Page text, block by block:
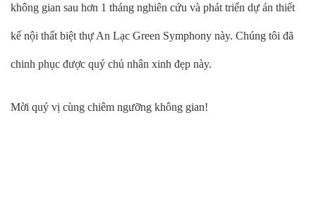
không gian sau hơn 1 tháng nghiên cứu và phát triển dự án thiết
kế nội thất biệt thự An Lạc Green Symphony này. Chúng tôi đã
chinh phục được quý chủ nhân xinh đẹp này.
Mời quý vị cùng chiêm ngưỡng không gian!